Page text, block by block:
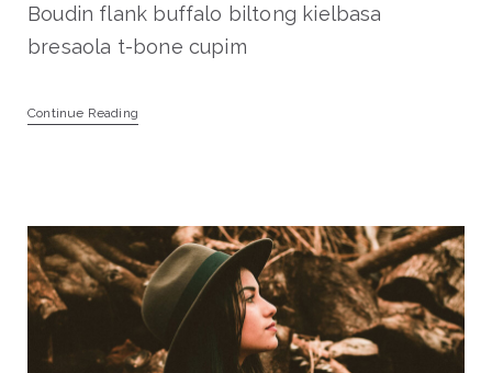
Boudin flank buffalo biltong kielbasa
bresaola t-bone cupim
Continue Reading